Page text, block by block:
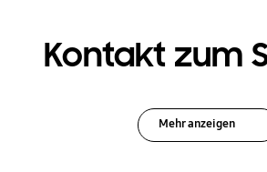
Kontakt zum
Mehr anzeigen